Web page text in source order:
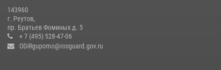
сотрудников спецподразделений в преодолении полосы
препятствий со стрельбой
14 июля 2026, 15:13
143960
г. Реутов,
пр. Братьев Фоминых д. 5
+ 7 (495) 528-47-06
ODiRgupomo@rosguard.gov.ru